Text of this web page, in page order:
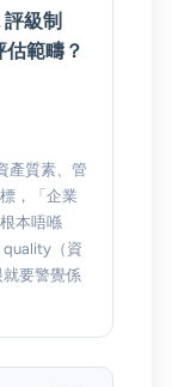
級制
範疇？
產質素、管
，「企業
本唔喺
quality（資
就要警覺係